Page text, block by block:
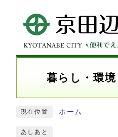
暮らし・環境
現在位置 ホーム
あしあと